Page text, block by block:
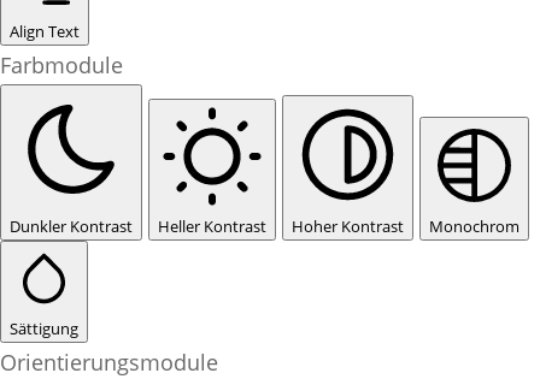
Align Text
Farbmodule
Dunkler Kontrast Heller Kontrast Hoher Kontrast Monochrom
Sättigung
Orientierungsmodule